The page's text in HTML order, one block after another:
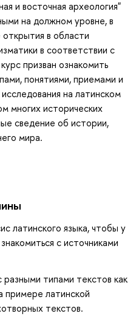
и восточная археология"
на должном уровне, в
открытия в области
в соответствии с
призван ознакомить
понятиями, приемами и
на латинском
многих исторических
сведение об истории,
мира.
латинского языка, чтобы у
с источниками
типами текстов как
примере латинской
текстов.